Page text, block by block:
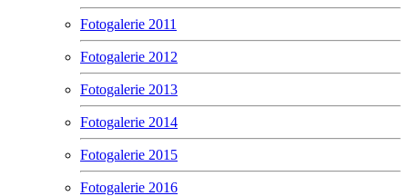
Fotogalerie 2011
Fotogalerie 2012
Fotogalerie 2013
Fotogalerie 2014
Fotogalerie 2015
Fotogalerie 2016